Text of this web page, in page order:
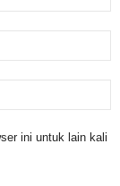
ini untuk lain kali